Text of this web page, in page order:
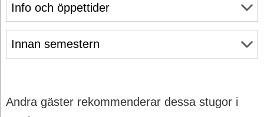
Info och öppettider
Innan semestern
Andra gäster rekommenderar dessa stugor i